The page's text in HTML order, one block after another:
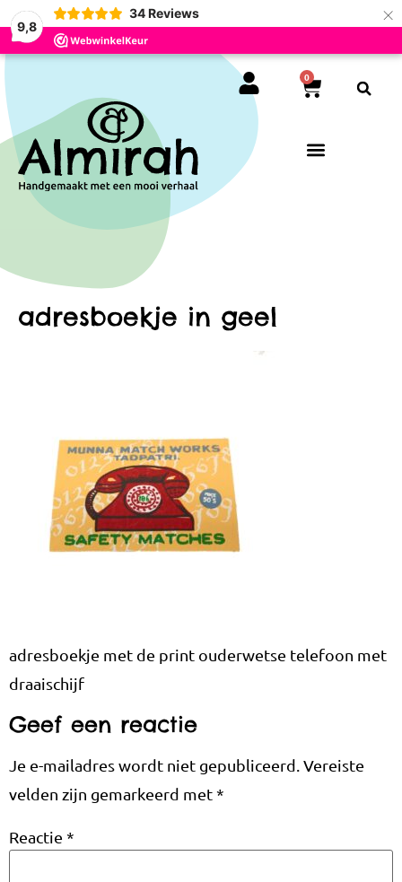
9,8
34 Reviews ×
0
adresboekje in geel
adresboekje met de print ouderwetse telefoon met
draaischijf
Geef een reactie
Je e-mailadres wordt niet gepubliceerd. Vereiste
velden zijn gemarkeerd met*
Reactie *